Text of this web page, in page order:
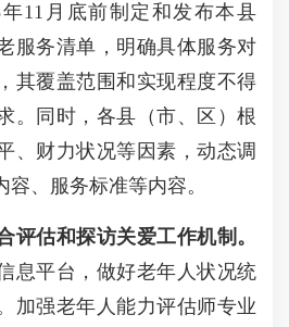
11月底前制定和发布本县
服务清单，明确具体服务对
其覆盖范围和实现程度不得
。同时，各县（市、区）根
、财力状况等因素，动态调
、服务标准等内容。
评估和探访关爱工作机制。
息平台，做好老年人状况统
加强老年人能力评估师专业